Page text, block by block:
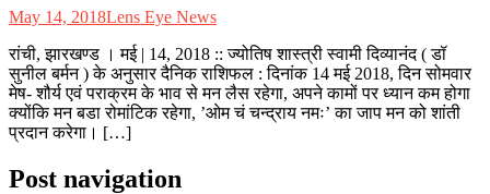
May 14, 2018Lens Eye News
रांची, झारखण्ड । मई | 14, 2018 :: ज्योतिष शास्त्री स्वामी दिव्यानंद ( डॉ
सुनील बर्मन ) के अनुसार दैनिक राशिफल : दिनांक 14 मई 2018, दिन सोमवार
मेष- शौर्य एवं पराक्रम के भाव से मन लैस रहेगा, अपने कामों पर ध्यान कम होगा
क्योंकि मन बडा रोमांटिक रहेगा, ’ओम चं चन्द्राय नमः’ का जाप मन को शांती
प्रदान करेगा। […]
Post navigation